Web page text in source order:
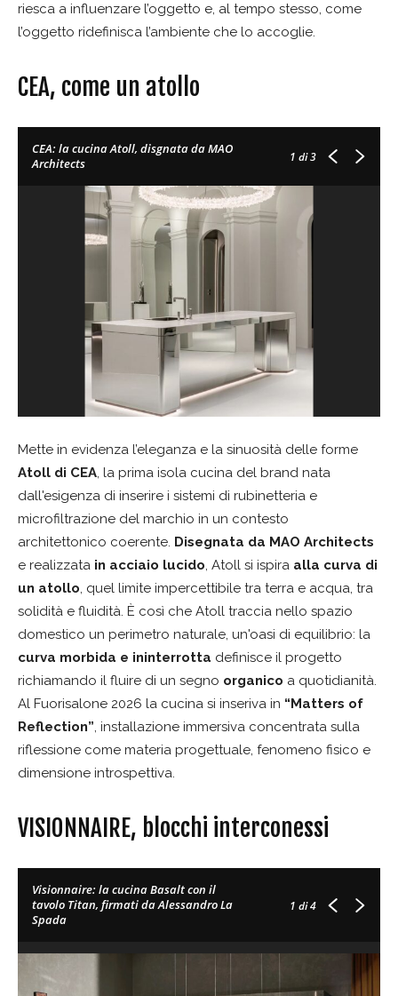
riesca a influenzare l’oggetto e, al tempo stesso, come
l’oggetto ridefinisca l’ambiente che lo accoglie.
CEA, come un atollo
CEA: la cucina Atoll, disgnata da MAO
Architects
1 di 3
Mette in evidenza l’eleganza e la sinuosità delle forme
Atoll di CEA, la prima isola cucina del brand nata
dall'esigenza di inserire i sistemi di rubinetteria e
microfiltrazione del marchio in un contesto
architettonico coerente. Disegnata da MAO Architects
e realizzata in acciaio lucido, Atoll si ispira alla curva di
un atollo, quel limite impercettibile tra terra e acqua, tra
solidità e fluidità. È così che Atoll traccia nello spazio
domestico un perimetro naturale, un'oasi di equilibrio: la
curva morbida e ininterrotta definisce il progetto
richiamando il fluire di un segno organico a quotidianità.
Al Fuorisalone 2026 la cucina si inseriva in “Matters of
Reflection”, installazione immersiva concentrata sulla
riflessione come materia progettuale, fenomeno fisico e
dimensione introspettiva.
VISIONNAIRE, blocchi interconessi
Visionnaire: la cucina Basalt con il
tavolo Titan, firmati da Alessandro La
Spada
1 di 4